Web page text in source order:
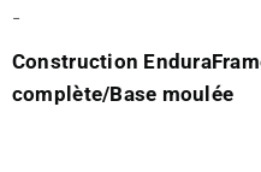
-
Construction
complète/Base moulée